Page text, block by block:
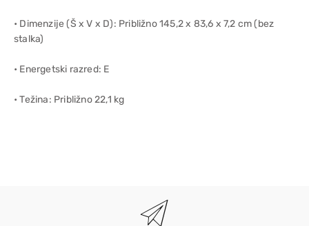
• Dimenzije (Š x V x D): Približno 145,2 x 83,6 x 7,2 cm (bez
stalka)
• Energetski razred: E
• Težina: Približno 22,1 kg